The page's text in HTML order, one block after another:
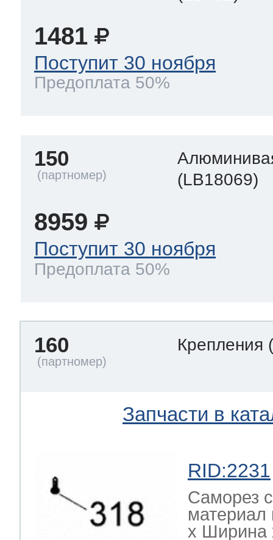
1481
Поступит 30 ноября
Предоплата 50%
150
(LB18069)
8959
Поступит 30 ноября
Предоплата 50%
160 Крепления
Запчасти в
RID:2231
Саморез
х Ширина